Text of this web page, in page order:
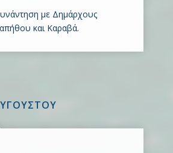
με Δημάρχους
και Καραβά.